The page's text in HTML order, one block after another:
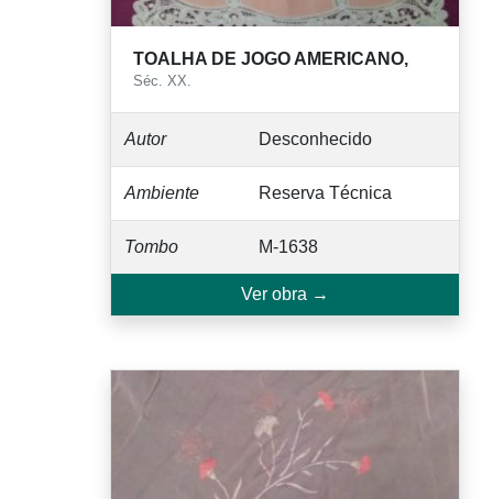
TOALHA DE JOGO AMERICANO,
Séc. XX.
Autor Desconhecido
Ambiente Reserva Técnica
Tombo M-1638
Ver obra →